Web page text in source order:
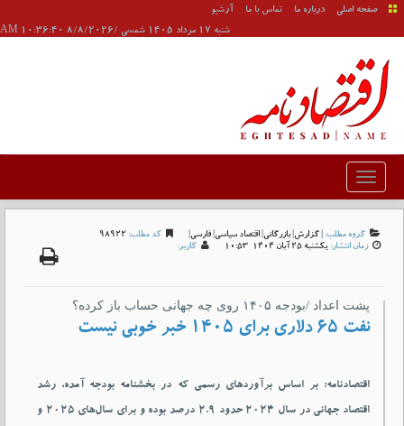
صفحه اصلی درباره ما تماس با ما
آرشیو
شنبه 17 مرداد 1405 شمسی /8/8/2026 10:36:40 AM
گروه مطلب: | گزارش بازرگانی| اقتصاد سیاسی| فارسی| کد مطلب: 98922
زمان انتشار: يکشنبه 25 آبان 1404-10:53 کاربر:
پشت اعداد /بودجه ۱۴۰۵ روی چه جهانی حساب باز کرده؟
نفت ۶۵ دلاری برای ۱۴۰۵ خبر خوبی نیست
اقتصادنامه: بر اساس برآوردهای رسمی که در بخشنامه بودجه آمده، رشد
اقتصاد جهانی در سال ۲۰۲۴ حدود ۲.۹ درصد بوده و برای سال‌های ۲۰۲۵ و